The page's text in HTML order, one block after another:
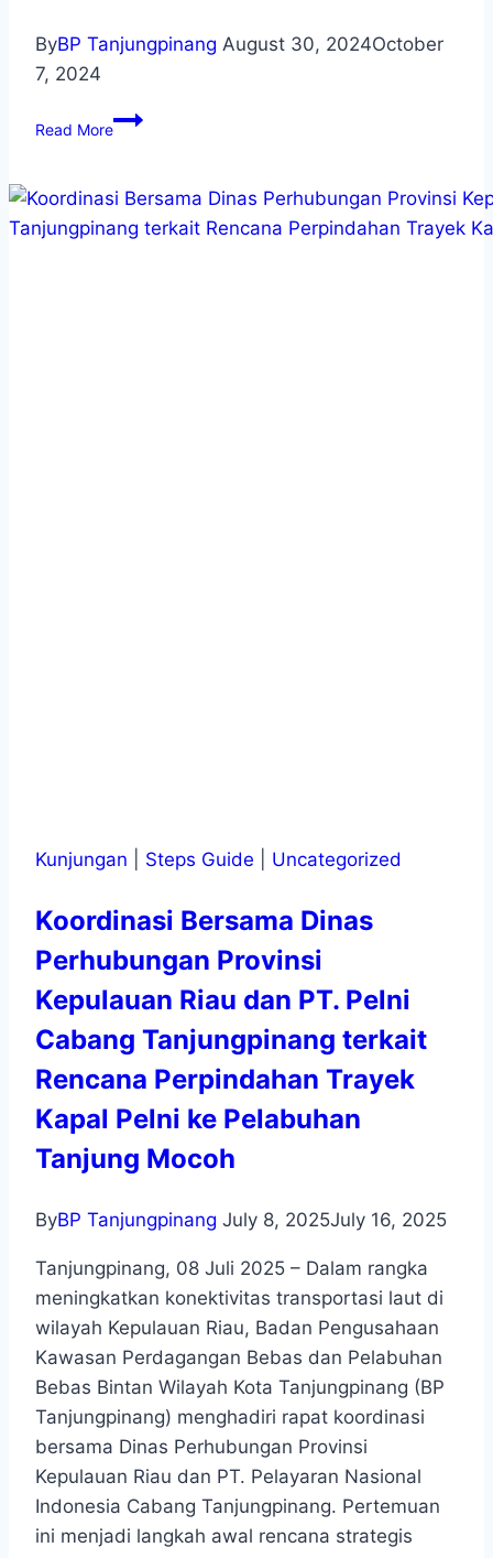
ByBP Tanjungpinang August 30, 2024October
7, 2024
Read More
Kunjungan Steps Guide Uncategorized
Koordinasi Bersama Dinas
Perhubungan Provinsi
Kepulauan Riau dan PT. Pelni
Cabang Tanjungpinang terkait
Rencana Perpindahan Trayek
Kapal Pelni ke Pelabuhan
Tanjung Mocoh
ByBP Tanjungpinang July 8, 2025July 16, 2025
Tanjungpinang, 08 Juli 2025 – Dalam rangka
meningkatkan konektivitas transportasi laut di
wilayah Kepulauan Riau, Badan Pengusahaan
Kawasan Perdagangan Bebas dan Pelabuhan
Bebas Bintan Wilayah Kota Tanjungpinang (BP
Tanjungpinang) menghadiri rapat koordinasi
bersama Dinas Perhubungan Provinsi
Kepulauan Riau dan PT. Pelayaran Nasional
Indonesia Cabang Tanjungpinang. Pertemuan
ini menjadi langkah awal rencana strategis